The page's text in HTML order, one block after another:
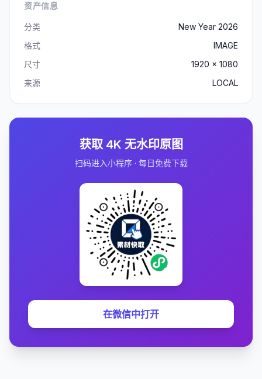
资产信息
分类
New Year 2026
格式
IMAGE
尺寸
1920 x 1080
来源
LOCAL
获取 4K 无水印原图
扫码进入小程序 · 每日免费下载
在微信中打开